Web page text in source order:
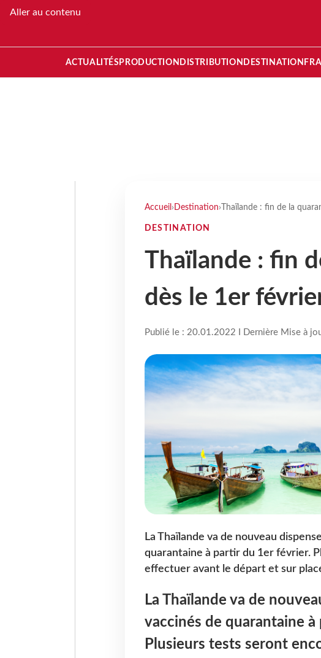
Aller au contenu
ACTUALITÉS PRODUCTION DISTRIBUTION DESTINATION
Accueil › Destination› Thaïlande : fin de la
DESTINATION
Thaïlande : fin
dès le 1er
Publié le : 20.01.2022 I Dernière Mise à
La Thaïlande va de nouveau
quarantaine à partir du 1er février.
effectuer avant le départ et sur
La Thaïlande va de
vaccinés de quarantaine
Plusieurs tests seront